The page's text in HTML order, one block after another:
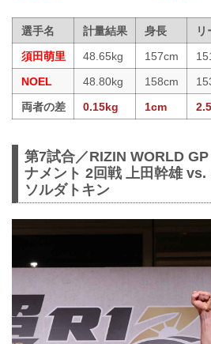
選手名 計量結果 身長
リ
須田萌里
48.65kg 157cm
NOEL
48.80kg 158cm
両者の差
0.15kg 1cm
第7試合／RIZIN WORLD
ナメント 2回戦 上田幹雄 vs.
ソルダトキン